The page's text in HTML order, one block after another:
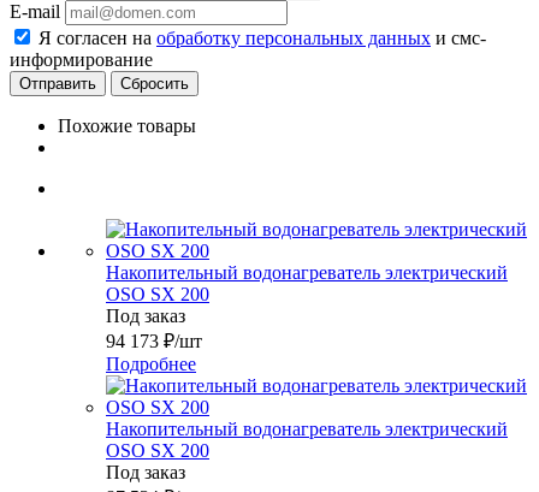
E-mail
Я согласен на обработку персональных данных и смс-
информирование
Сбросить
Похожие товары
Накопительный водонагреватель электрический
OSO SX 200
Под заказ
94 173 ₽/шт
Подробнее
Накопительный водонагреватель электрический
OSO SX 200
Под заказ